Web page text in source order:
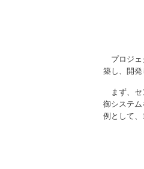
プロジェ
築し、開発
まず、セ
御システ
例として